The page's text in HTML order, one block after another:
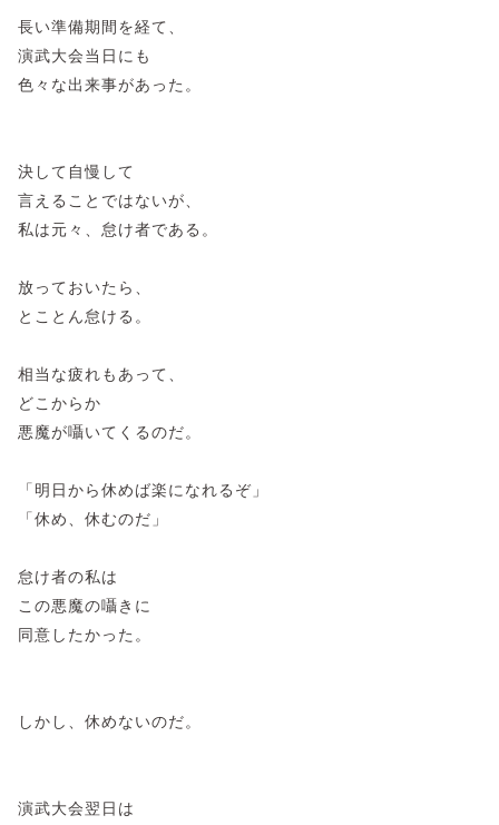
長い準備期間を経て、
演武大会当日にも
色々な出来事があった。
決して自慢して
言えることではないが、
私は元々、怠け者である。
放っておいたら、
とことん怠ける。
相当な疲れもあって、
どこからか
悪魔が囁いてくるのだ。
「明日から休めば楽になれるぞ」
「休め、休むのだ」
怠け者の私は
この悪魔の囁きに
同意したかった。
しかし、休めないのだ。
演武大会翌日は